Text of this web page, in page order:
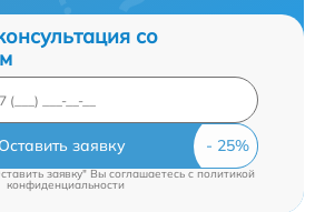
со
Оставить заявку
заявку" Вы соглашаетесь cполитикой
конфиденциальности